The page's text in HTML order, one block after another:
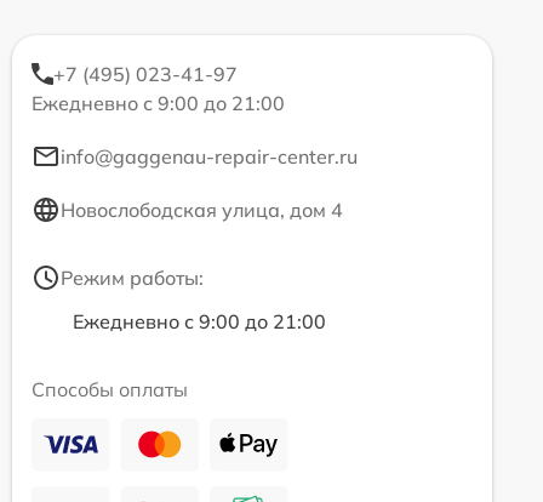
+7 (495) 023-41-97
Ежедневно с 9:00 до 21:00
info@gaggenau-repair-center.ru
Новослободская улица, дом 4
Режим работы:
Ежедневно с 9:00 до 21:00
Способы оплаты